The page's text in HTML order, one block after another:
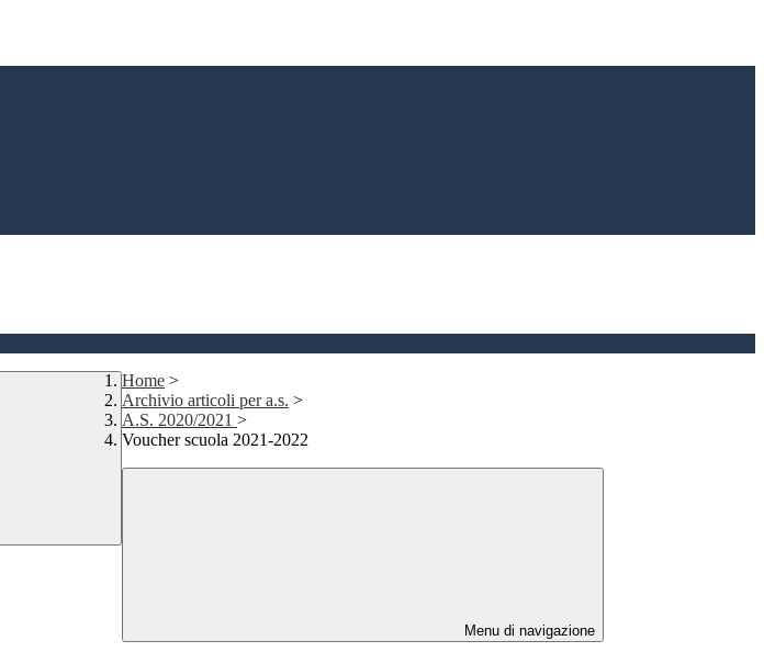
Home >
Archivio articoli per a.s. >
A.S. 2020/2021 >
Voucher scuola 2021-2022
Menu di navigazione